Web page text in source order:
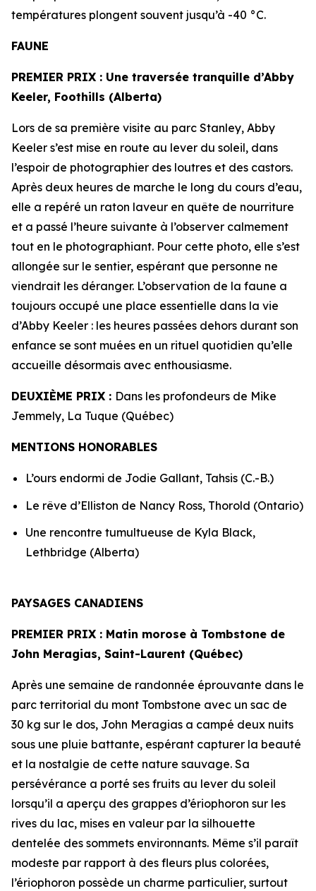
températures plongent souvent jusqu’à -40 °C.
FAUNE
PREMIER PRIX : Une traversée tranquille d’Abby
Keeler, Foothills (Alberta)
Lors de sa première visite au parc Stanley, Abby
Keeler s’est mise en route au lever du soleil, dans
l’espoir de photographier des loutres et des castors.
Après deux heures de marche le long du cours d’eau,
elle a repéré un raton laveur en quête de nourriture
et a passé l’heure suivante à l’observer calmement
tout en le photographiant. Pour cette photo, elle s’est
allongée sur le sentier, espérant que personne ne
viendrait les déranger. L’observation de la faune a
toujours occupé une place essentielle dans la vie
d’Abby Keeler : les heures passées dehors durant son
enfance se sont muées en un rituel quotidien qu’elle
accueille désormais avec enthousiasme.
DEUXIÈME PRIX : Dans les profondeurs de Mike
Jemmely, La Tuque (Québec)
MENTIONS HONORABLES
L’ours endormi de Jodie Gallant, Tahsis (C.-B.)
Le rêve d’Elliston de Nancy Ross, Thorold (Ontario)
Une rencontre tumultueuse de Kyla Black,
Lethbridge (Alberta)
PAYSAGES CANADIENS
PREMIER PRIX : Matin morose à Tombstone de
John Meragias, Saint-Laurent (Québec)
Après une semaine de randonnée éprouvante dans le
parc territorial du mont Tombstone avec un sac de
30 kg sur le dos, John Meragias a campé deux nuits
sous une pluie battante, espérant capturer la beauté
et la nostalgie de cette nature sauvage. Sa
persévérance a porté ses fruits au lever du soleil
lorsqu’il a aperçu des grappes d’ériophoron sur les
rives du lac, mises en valeur par la silhouette
dentelée des sommets environnants. Même s’il paraît
modeste par rapport à des fleurs plus colorées,
l’ériophoron possède un charme particulier, surtout